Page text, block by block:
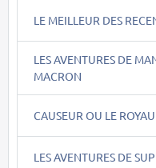
LE MEILLEUR DES
LES AVENTURES DE
MACRON
CAUSEUR OU LE
LES AVENTURES DE